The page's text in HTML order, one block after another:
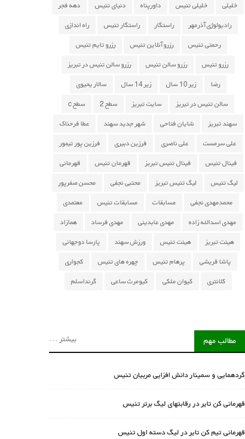
خلیلی خلیلی تنیس داورپناه دنیای تنیس دهه فجر
رادیولوژی آذرمهر راستگار راستگار تنیس راه اندازی
رحمتی تنیس رزرو آنلاین تنیس رزرو تایم تنیس
رزرو تنیس رزرو سالن تنیس رزرو سالن تنیس در تبریز
رضا زیر 10 سال زیر 14 سال سالار یحیوی
سالن تنیس در تبریز سایت تبریز سطح 2 سطح c
سهند تبریز شایان فتاحی شهر جدید سهند عطا فرحناک
علی سرمست علی ناصری فرزین دبیری فرزین پور تیمور
فینال تنیس فینال تنیس تبریز قهرمان تنیس قهرمانی
لیگ تنیس لیگ تنیس تبریز محتبی نجفی محسن صفرپور
محمدمهدی نجفی مسابقات مسابقات تنیس معتمدی
مهدی اسدالله زاده مهدی عابدینی مهدی فرساد همازاد
هیئت تبریز هیئت تنیس ورزش سهند پارسا دوجهانی
پاشا قریشی پرهام تنیس چهره های تنیس کجواری
کلانتری کیوان ملکی کیومرث ساعی گرنداسلم
مطالب مهم بیشتر ...
گردهمایی و سمینار دانش افزایی مربیان تنیس
قهرمانی کن تایر در رقابتهای لیگ برتر تنیس
قهرمانی تیم کن تایر در لیگ دسته اول تنیس